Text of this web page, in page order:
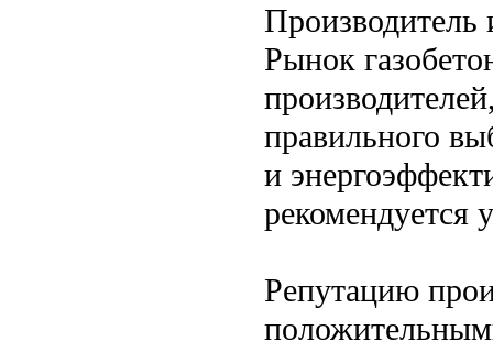
Производитель
Рынок
правильного
и
рекомендуется
Репутацию